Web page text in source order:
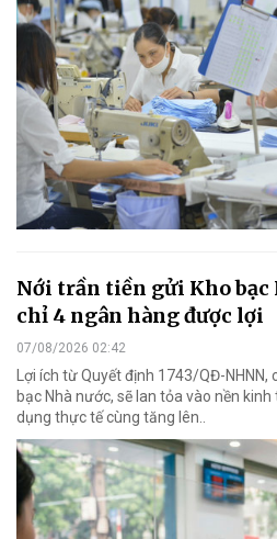
Nới trần tiền gửi Kho bạc
chỉ 4 ngân hàng được lợi
07/08/2026 02:42
Lợi ích từ Quyết định 1743/QĐ-
bạc Nhà nước, sẽ lan tỏa vào nền
dụng thực tế cùng tăng lên..